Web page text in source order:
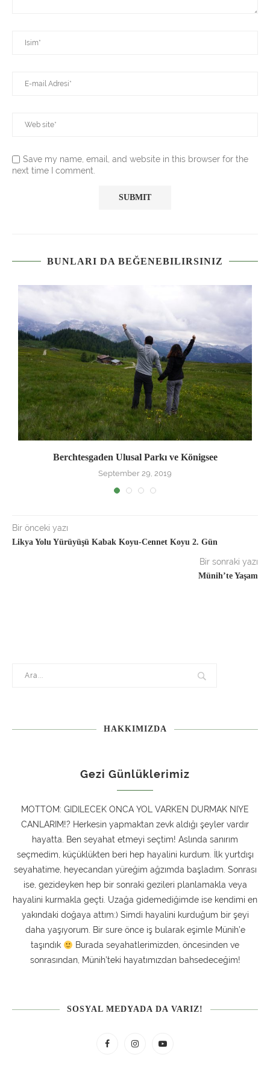
Save my name, email, and website in this browser for the
next time I comment.
BUNLARI DA BEĞENEBILIRSINIZ
Berchtesgaden Ulusal Parkı ve Königsee
September 29, 2019
Bir önceki yazı
Likya Yolu Yürüyüşü Kabak Koyu-Cennet Koyu 2. Gün
Bir sonraki yazı
Münih’te Yaşam
HAKKIMIZDA
Gezi Günlüklerimiz
MOTTOM: GIDILECEK ONCA YOL VARKEN DURMAK NIYE
CANLARIM!? Herkesin yapmaktan zevk aldığı şeyler vardır
hayatta. Ben seyahat etmeyi seçtim! Aslında sanırım
seçmedim, küçüklükten beri hep hayalini kurdum. İlk yurtdışı
seyahatime, heyecandan yüreğim ağzımda başladım. Sonrası
ise, gezideyken hep bir sonraki gezileri planlamakla veya
hayalini kurmakla geçti. Uzağa gidemediğimde ise kendimi en
yakındaki doğaya attım:) Simdi hayalini kurduğum bir şeyi
daha yaşıyorum. Bir sure önce iş bularak eşimle Münih’e
taşındık
Burada seyahatlerimizden, öncesinden ve
sonrasından, Münih’teki hayatımızdan bahsedeceğim!
SOSYAL MEDYADA DA VARIZ!